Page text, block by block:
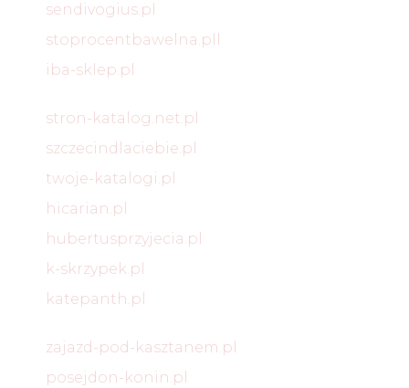
sendivogius.pl
stoprocentbawelna.pll
iba-sklep.pl
stron-katalog.net.pl
szczecindlaciebie.pl
twoje-katalogi.pl
hicarian.pl
hubertusprzyjecia.pl
k-skrzypek.pl
katepanth.pl
zajazd-pod-kasztanem.pl
posejdon-konin.pl